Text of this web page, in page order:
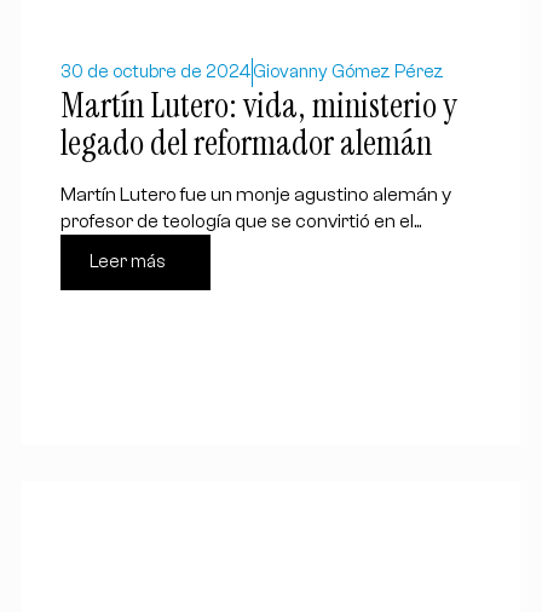
30 de octubre de 2024Giovanny Gómez Pérez
Martín Lutero: vida, ministerio y
legado del reformador alemán
Martín Lutero fue un monje agustino alemán y
profesor de teología que se convirtió en el...
Leer más